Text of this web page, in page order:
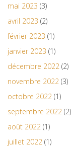
mai 2023 (3)
avril 2023 (2)
février 2023 (1)
janvier 2023 (1)
décembre 2022 (2)
novembre 2022 (3)
octobre 2022 (1)
septembre 2022 (2)
août 2022 (1)
juillet 2022 (1)